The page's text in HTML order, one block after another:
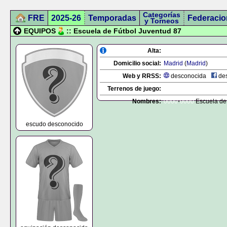
FRE 2025-26 Temporadas Categorías
y Torneos
EQUIPOS :: Escuela de Fútbol Juventud 87
escudo desconocido
Alta:
Domicilio social: Madrid (Madrid)
Web y RRSS:
desconocida
Terrenos de juego:
Nombres: 0000-0000Escuela de